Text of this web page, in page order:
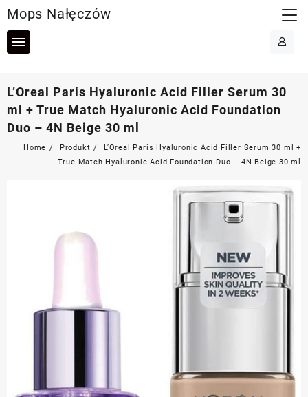
to
content
Mops Nałęczów
L’Oreal Paris Hyaluronic Acid Filler Serum 30
ml + True Match Hyaluronic Acid Foundation
Duo – 4N Beige 30 ml
Home Produkt
L’Oreal Paris Hyaluronic Acid Filler Serum 30 ml +
True Match Hyaluronic Acid Foundation Duo – 4N Beige 30 ml